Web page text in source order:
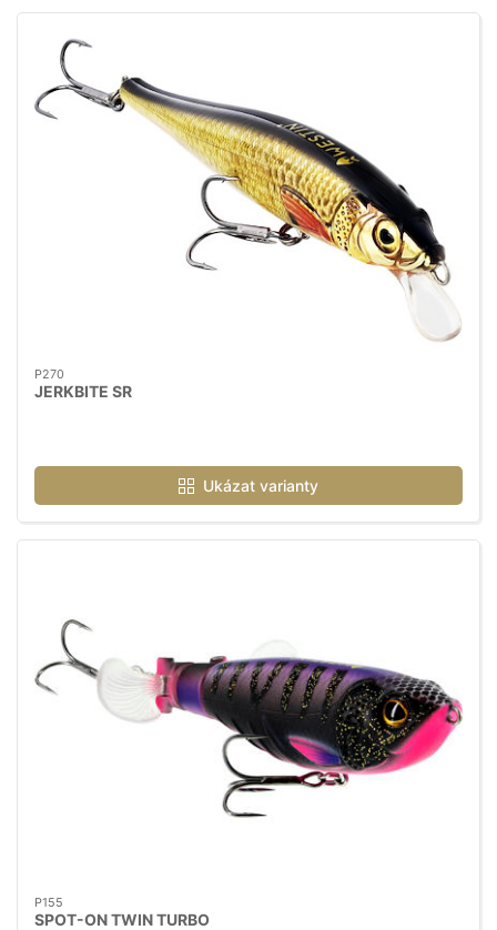
P270
JERKBITE SR
Ukázat varianty
P155
SPOT-ON TWIN TURBO